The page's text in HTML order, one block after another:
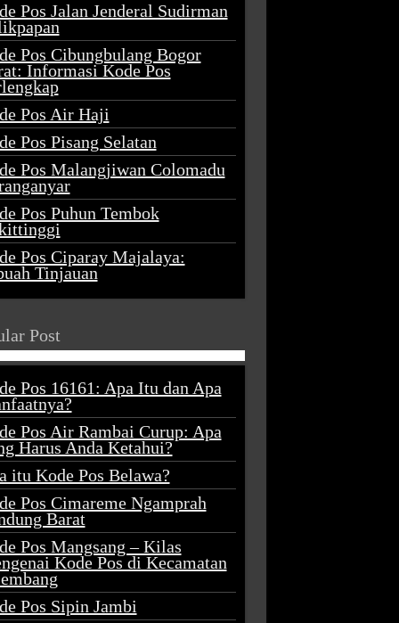
Pos Jalan Jenderal Sudirman
Pos Cibungbulang Bogor
Informasi Kode Pos
Pos Air Haji
Pos Pisang Selatan
Pos Malangjiwan Colomadu
Pos Puhun Tembok
Pos Ciparay Majalaya:
Tinjauan
Post
Pos 16161: Apa Itu dan Apa
Pos Air Rambai Curup: Apa
Harus Anda Ketahui?
itu Kode Pos Belawa?
Pos Cimareme Ngamprah
Barat
Pos Mangsang – Kilas
Kode Pos di Kecamatan
Pos Sipin Jambi